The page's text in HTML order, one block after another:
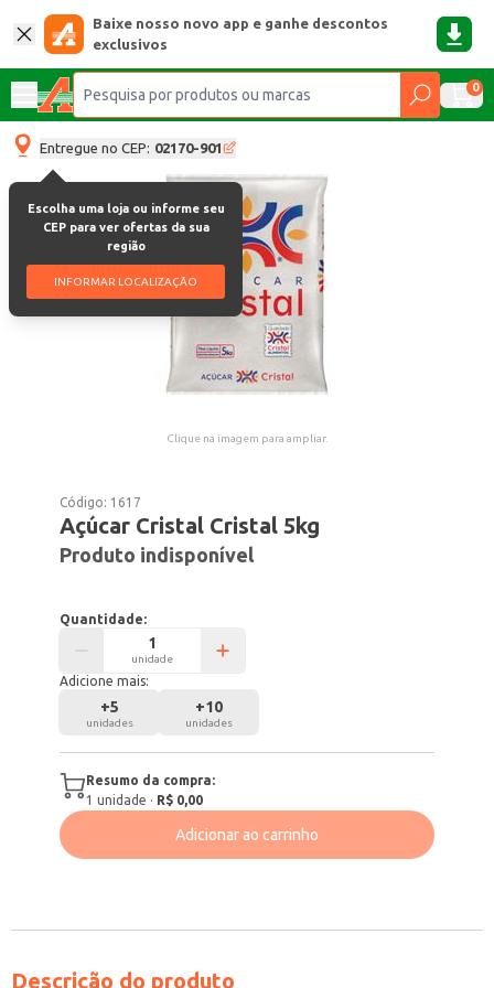
Baixe nosso novo app e ganhe descontos
exclusivos
0
Entregue no CEP: 02170-901
Escolha uma loja ou informe seu
CEP para ver ofertas da sua
região
INFORMAR LOCALIZAÇÃO
Clique na imagem para ampliar.
Código: 1617
Açúcar Cristal Cristal 5kg
Produto indisponível
Quantidade:
unidade
Adicione mais:
+5
unidades
+10
unidades
Resumo da compra:
1 unidade · R$ 0,00
Adicionar ao carrinho
Descrição do produto